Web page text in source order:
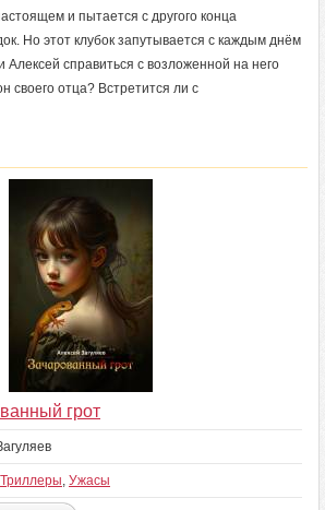
и пытается с другого конца
Но этот клубок запутывается с каждым днём
справиться с возложенной на него
своего отца? Встретится ли с
грот
Триллеры, Ужасы